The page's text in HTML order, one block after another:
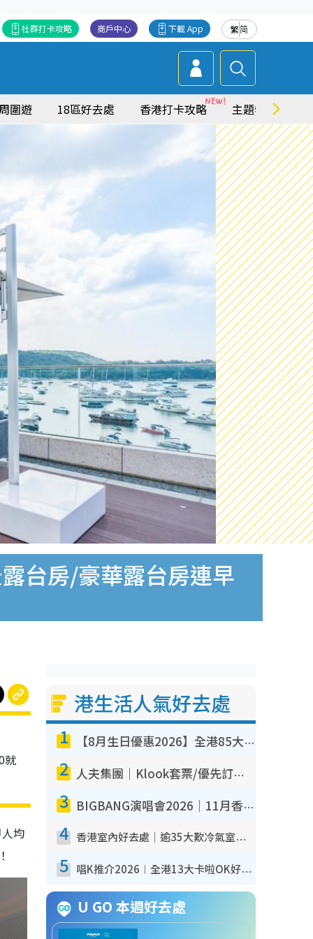
繁简
下載 App
商戶中心
社群打卡攻略
圍遊 18區好去處 香港打卡攻略 主題特集
台房/豪華露台房連早
就
均
港生活人氣好去處
1 【8月生日優惠2026】全港85大食買玩著數攻略 自助餐/火鍋放題同行免費＋誠品/DONKI送現金券
2 人夫集團｜Klook套票/優先訂票/公開發售搶飛攻略！附票價.購票連結.場地座位表
3 BIGBANG演唱會2026｜11月香港啟德開3場！實名制VIP申請、優先購票攻略
4 香港室內好去處｜逾35大歎冷氣室內好去處推介 室內活動免費避雨無懼落雨
5 唱K推介2026︱全港13大卡啦OK好去處！最平$36起 日文K都有！(附地址+收費詳情)
U GO 本週好去處